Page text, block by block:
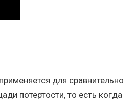
для сравнительно
потертости, то есть когда